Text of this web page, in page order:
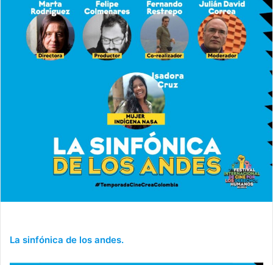
La sinfónica de los andes.